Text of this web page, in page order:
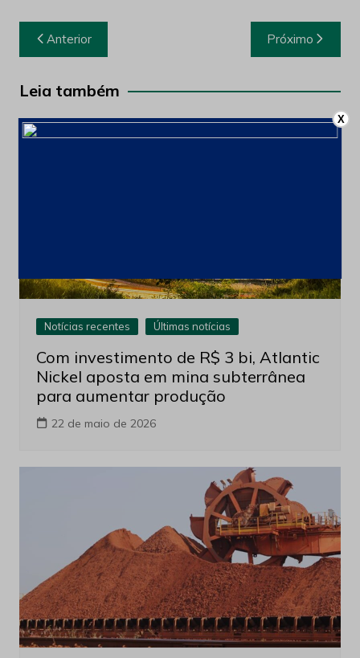
Navegação
de
Post
Anterior Próximo
Leia também
Notícias recentes Últimas notícias
Com investimento de R$ 3 bi, Atlantic
Nickel aposta em mina subterrânea
para aumentar produção
22 de maio de 2026
X